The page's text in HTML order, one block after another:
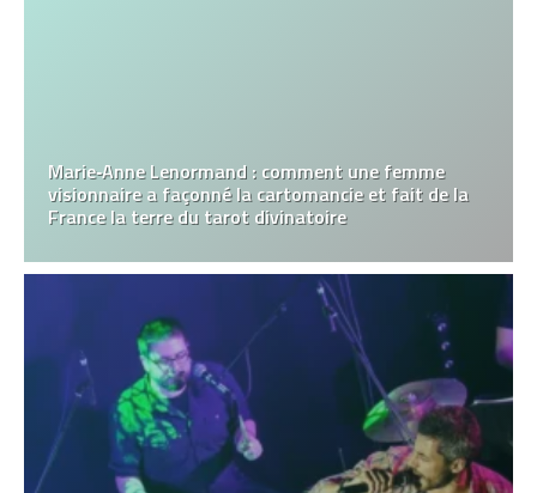
Marie‑Anne Lenormand : comment une femme
visionnaire a façonné la cartomancie et fait de la
France la terre du tarot divinatoire